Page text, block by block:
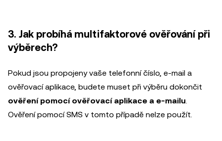
3. Jak probíhá multifaktorové ověřování při
výběrech?
Pokud jsou propojeny vaše telefonní číslo, e-mail a
ověřovací aplikace, budete muset při výběru dokončit
ověření pomocí ověřovací aplikace a e-mailu.
Ověření pomocí SMS v tomto případě nelze použít.